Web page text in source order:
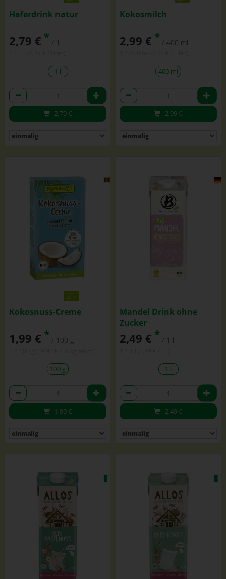
Haferdrink natur
2,79 € * / 1 l
1 l
Anzahl
2,79€
Kokosmilch
2,99 € * / 400 ml
400 ml
Anzahl
2,99€
Kokosnuss-Creme
1,99 € * / 100 g
100 g
Anzahl
1,99€
Mandel Drink ohne
Zucker
2,49 € * / 1 l
1 l
Anzahl
2,49€